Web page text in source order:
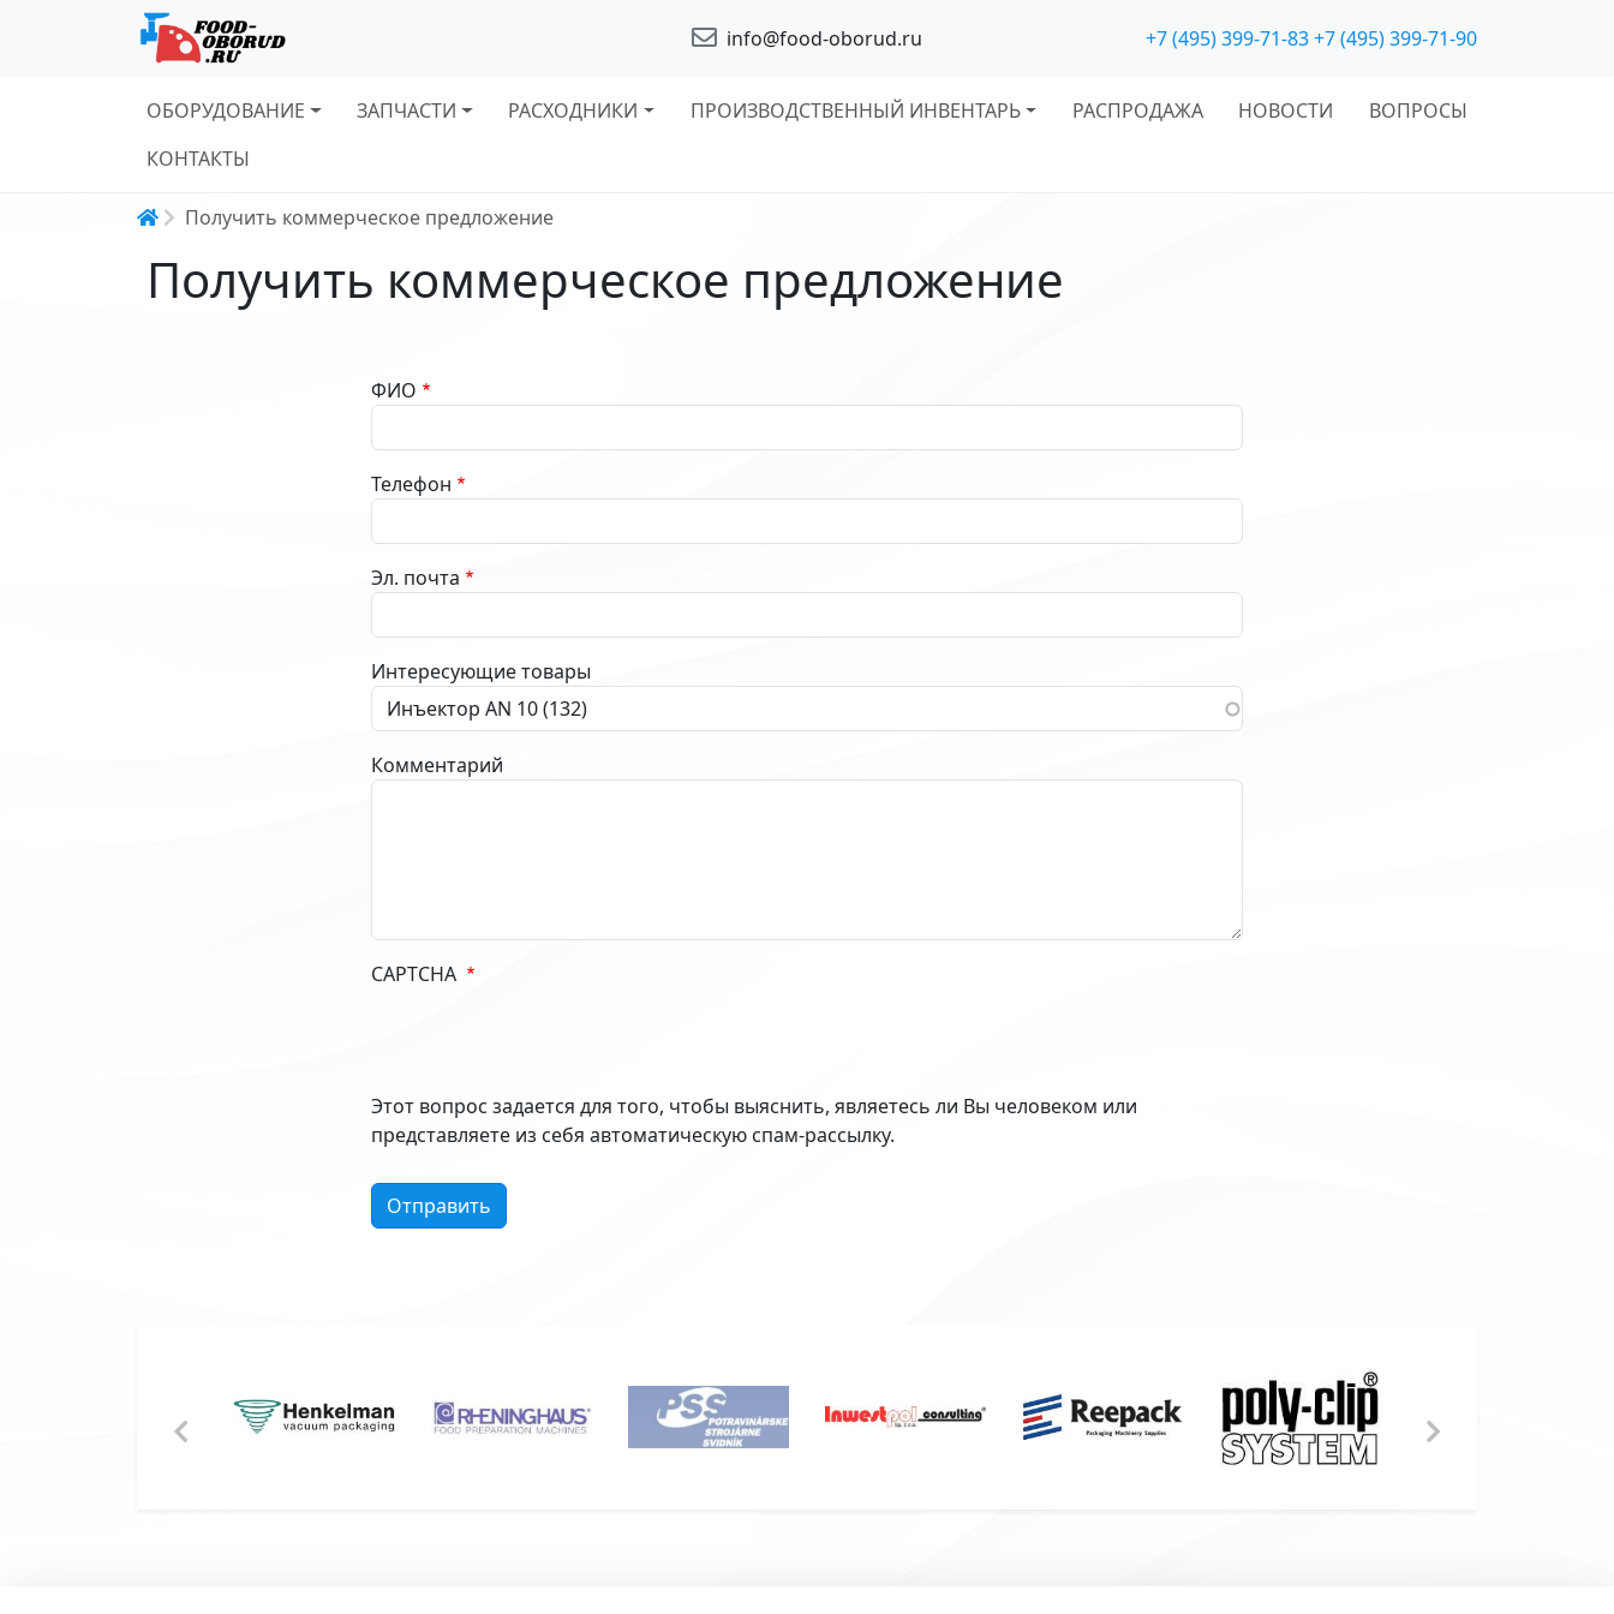
info@food-oborud.ru +7 (495) 399-71-83+7 (495) 399-71-90
Основная навигация
ОБОРУДОВАНИЕ ЗАПЧАСТИ РАСХОДНИКИ ПРОИЗВОДСТВЕННЫЙ ИНВЕНТАРЬ РАСПРОДАЖА НОВОСТИ
ВОПРОСЫ
КОНТАКТЫ
Строка навигации
Получить коммерческое предложение
Получить коммерческое предложение
ФИО
Телефон
Эл. почта
Интересующие товары
Комментарий
CAPTCHA
Этот вопрос задается для того, чтобы выяснить, являетесь ли Вы человеком или
представляете из себя автоматическую спам-рассылку.